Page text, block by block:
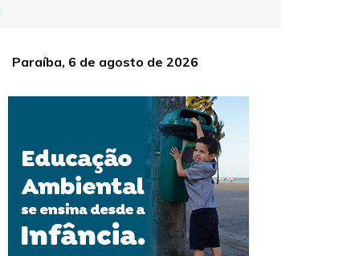
Paraíba, 6 de agosto de 2026